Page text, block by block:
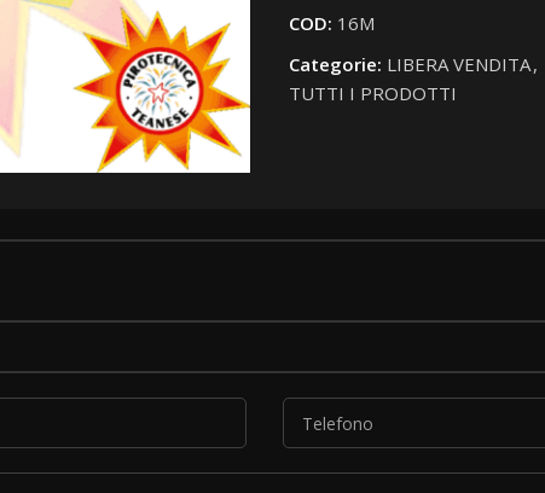
COD: 16M
Categorie: LIBERA VENDITA,
TUTTI I PRODOTTI